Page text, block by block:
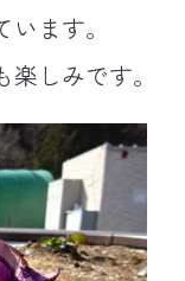
ます。
しみです。